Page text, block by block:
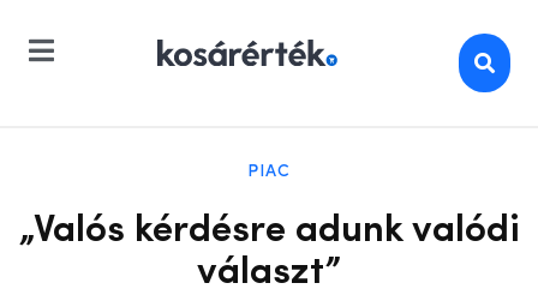
PIAC
„Valós kérdésre adunk valódi
választ”